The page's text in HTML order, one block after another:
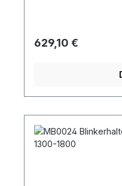
Regulärer Preis:
629,10 €